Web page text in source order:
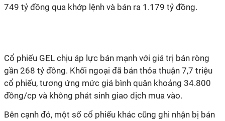
749 tỷ đồng qua khớp lệnh và bán ra 1.179 tỷ đồng.
Cổ phiếu GEL chịu áp lực bán mạnh với giá trị bán ròng
gần 268 tỷ đồng. Khối ngoại đã bán thỏa thuận 7,7 triệu
cổ phiếu, tương ứng mức giá bình quân khoảng 34.800
đồng/cp và không phát sinh giao dịch mua vào.
Bên cạnh đó, một số cổ phiếu khác cũng ghi nhận bị bán